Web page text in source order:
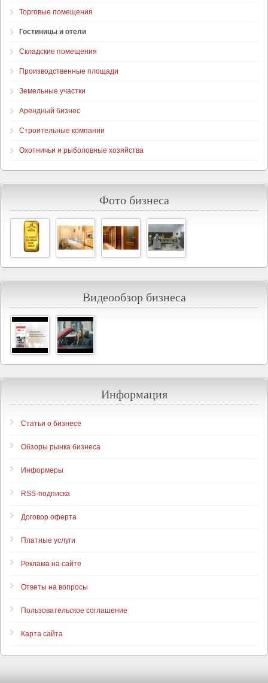
Торговые помещения
Гостиницы и отели
Складские помещения
Производственные площади
Земельные участки
Арендный бизнес
Строительные компании
Охотничьи и рыболовные хозяйства
Фото бизнеса
Видеообзор бизнеса
Информация
Статьи о бизнесе
Обзоры рынка бизнеса
Информеры
RSS-подписка
Договор оферта
Платные услуги
Реклама на сайте
Ответы на вопросы
Пользовательское соглашение
Карта сайта